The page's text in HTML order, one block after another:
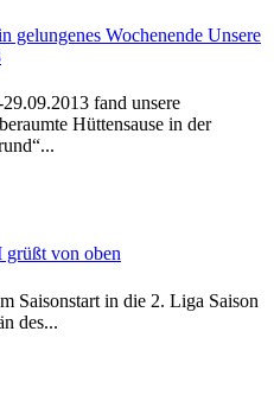
gelungenes Wochenende Unsere
fand unsere
Hüttensause in der
grüßt von oben
Saisonstart in die 2. Liga Saison
des...